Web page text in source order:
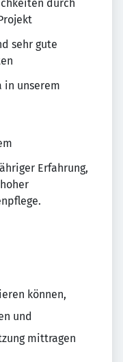
durch
sehr gute
in unserem
Erfahrung,
können,
und
mittragen